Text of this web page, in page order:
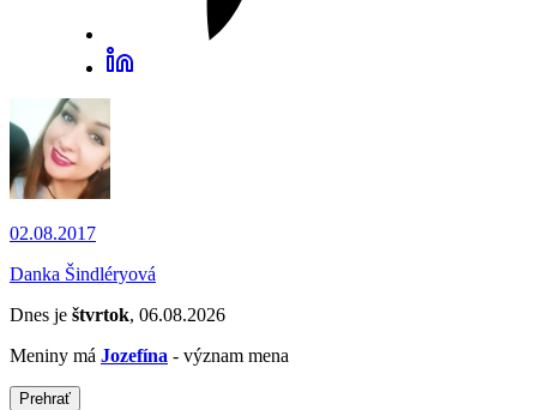
02.08.2017
Danka Šindléryová
Dnes je štvrtok, 06.08.2026
Meniny má Jozefína - význam mena
Prehrať